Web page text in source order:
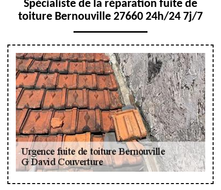
Spécialiste de la réparation fuite de
toiture Bernouville 27660 24h/24 7j/7